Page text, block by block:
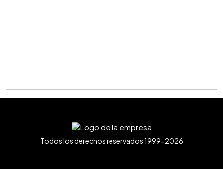
Todos los derechos reservados 1999-2026